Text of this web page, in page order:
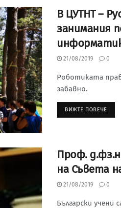
В ЦУТНТ –
занимания
21/08/2019 0
Роботиката
забавно.
ВИЖТЕ ПОВЕЧЕ
Проф.
на Съвета
21/08/2019 0
Български учени